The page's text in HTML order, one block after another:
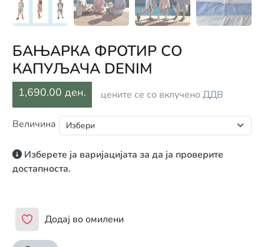
БАЊАРКА ФРОТИР СО
КАПУЉАЧА DENIM
1,690.00 ден. цените се со вклучено ДДВ
Величина
Изберете ја варијацијата за да ја проверите
достапноста.
Додај во омилени